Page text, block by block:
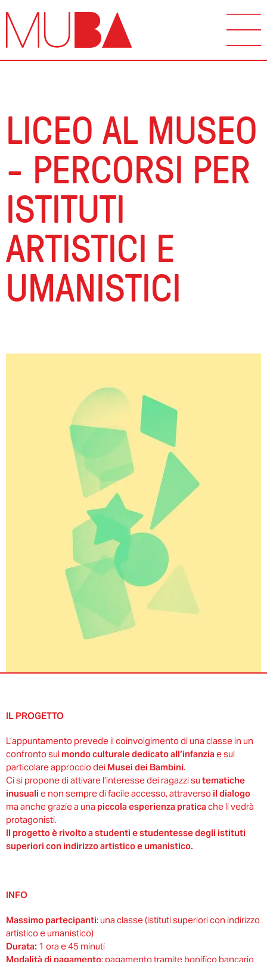
LICEO AL MUSEO
- PERCORSI PER
ISTITUTI
ARTISTICI E
UMANISTICI
IL PROGETTO
L’appuntamento prevede il coinvolgimento di una classe in un
confronto sul mondo culturale dedicato all’infanziae sul
particolare approccio dei Musei dei Bambini.
Ci si propone di attivare l’interesse dei ragazzi su tematiche
inusuali e non sempre di facile accesso, attraverso il dialogo
ma anche grazie a una piccola esperienza praticache li vedrà
protagonisti.
Il progetto è rivolto a studenti e studentesse degli istituti
superiori con indirizzo artistico e umanistico.
INFO
Massimo partecipanti: una classe (istituti superiori con indirizzo
artistico e umanistico)
Durata: 1 ora e 45 minuti
Modalità di pagamento: pagamento tramite bonifico bancario